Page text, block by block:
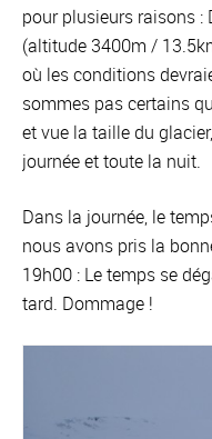
pour plusieurs raisons :
(altitude 3400m /
où les conditions
sommes pas certains
et vue la taille du
journée et toute la nuit.
Dans la journée, le
nous avons pris la
19h00 : Le temps se
tard. Dommage !